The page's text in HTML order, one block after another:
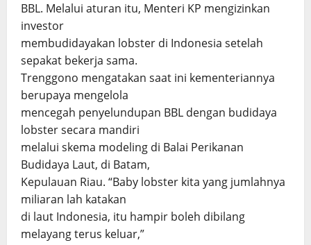
BBL. Melalui aturan itu, Menteri KP mengizinkan
investor
membudidayakan lobster di Indonesia setelah
sepakat bekerja sama.
Trenggono mengatakan saat ini kementeriannya
berupaya mengelola
mencegah penyelundupan BBL dengan budidaya
lobster secara mandiri
melalui skema modeling di Balai Perikanan
Budidaya Laut, di Batam,
Kepulauan Riau. “Baby lobster kita yang jumlahnya
miliaran lah katakan
di laut Indonesia, itu hampir boleh dibilang
melayang terus keluar,”